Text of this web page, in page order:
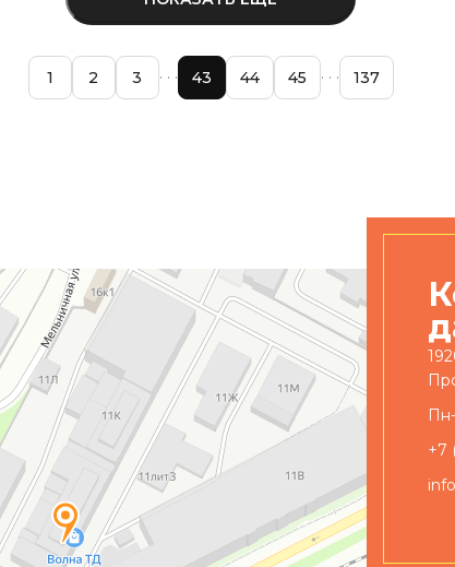
1 2 3 43 44 45 137
+7